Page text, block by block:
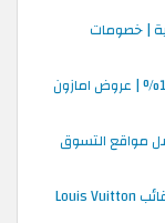
| خصومات
أبرز 6 ألعاب يُمكن شراؤها للأطفال بخصم 10% | عروض امازون
مواقع التسوق